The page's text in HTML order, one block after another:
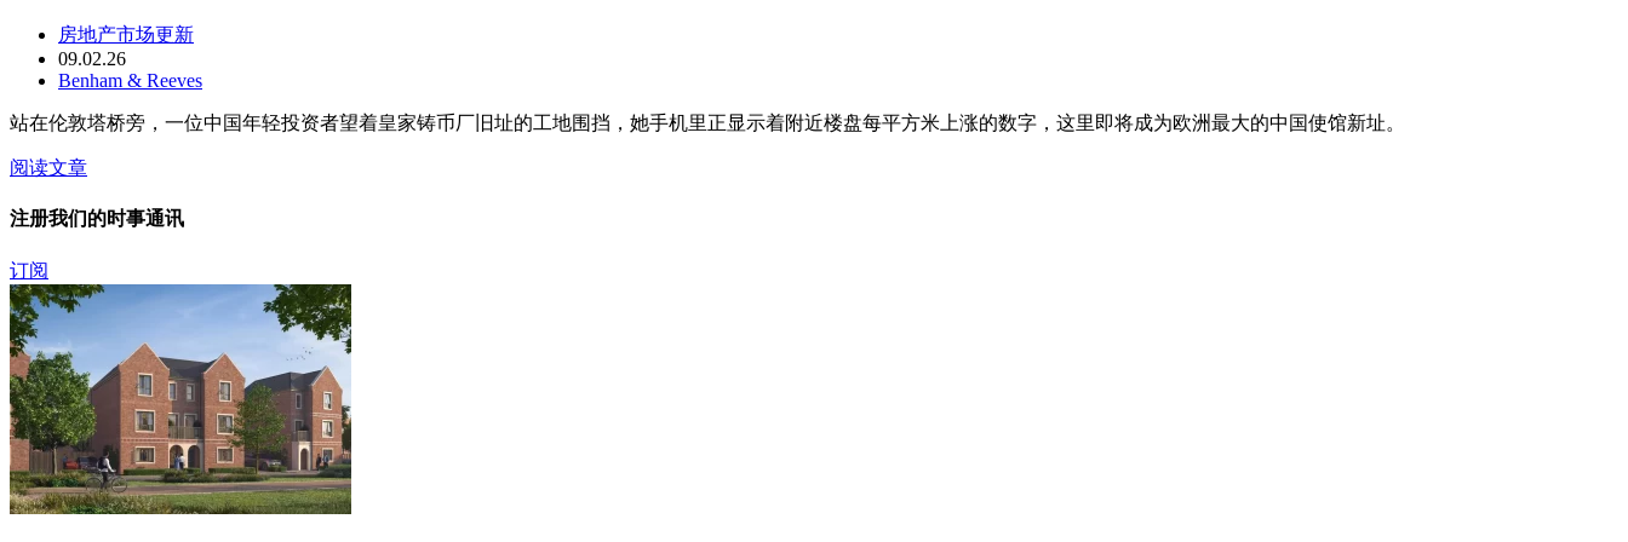
房地产市场更新
09.02.26
Benham & Reeves
站在伦敦塔桥旁，一位中国年轻投资者望着皇家铸币厂旧址的工地围挡，她手机里正显示着附近楼盘每平方米上涨的数字，这里即将成为欧洲最大的中国使馆新址。
阅读文章
注册我们的时事通讯
订阅